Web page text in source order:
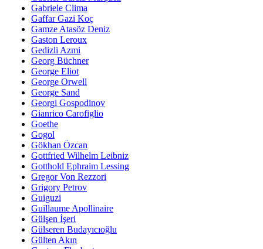
Gabriele Clima
Gaffar Gazi Koç
Gamze Atasöz Deniz
Gaston Leroux
Gedizli Azmi
Georg Büchner
George Eliot
George Orwell
George Sand
Georgi Gospodinov
Gianrico Carofiglio
Goethe
Gogol
Gökhan Özcan
Gottfried Wilhelm Leibniz
Gotthold Ephraim Lessing
Gregor Von Rezzori
Grigory Petrov
Guiguzi
Guillaume Apollinaire
Gülşen İşeri
Gülseren Budayıcıoğlu
Gülten Akın